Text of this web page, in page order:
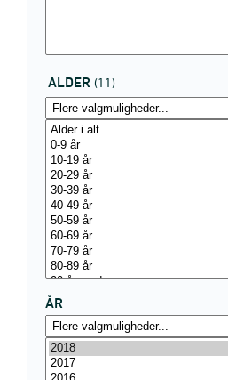
ALDER (11)
ÅR